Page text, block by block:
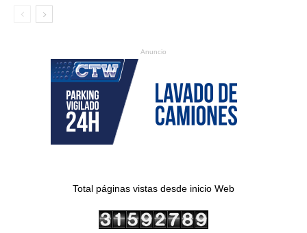
Anuncio
Total páginas vistas desde inicio Web